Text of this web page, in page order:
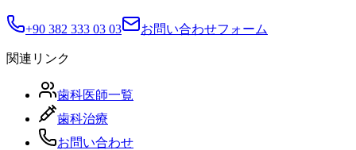
+90 382 333 03 03 お問い合わせフォーム
関連リンク
歯科医師一覧
歯科治療
お問い合わせ